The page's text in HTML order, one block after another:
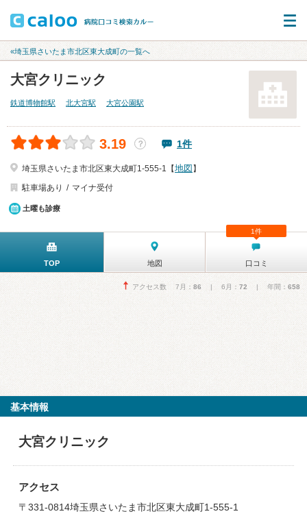
«埼玉県さいたま市北区東大成町の一覧へ
大宮クリニック
鉄道博物館駅 北大宮駅 大宮公園駅
3.19 ？ 1件
埼玉県さいたま市北区東大成町1-555-1【地図 】
駐車場あり
マイナ受付
土曜も診療
TOP 地図 口コミ
1件
アクセス数 7月： 86 | 6月： 72 | 年間： 658
基本情報
大宮クリニック
アクセス
〒331-0814埼玉県さいたま市北区東大成町1-555-1